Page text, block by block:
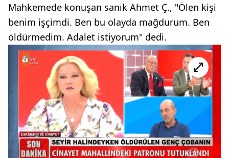
Mahkemede konuşan sanık Ahmet Ç., "Ölen kişi
benim işçimdi. Ben bu olayda mağdurum. Ben
öldürmedim. Adalet istiyorum" dedi.